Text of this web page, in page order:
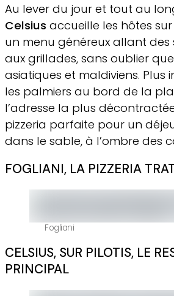
Au lever du jour et tout au
Celsius accueille les hôtes
un menu généreux allant
aux grillades, sans oublier
asiatiques et maldiviens. Plus
les palmiers au bord de la
l’adresse la plus
pizzeria parfaite pour un
dans le sable, à l’ombre des
FOGLIANI, LA PIZZERIA
Fogliani
CELSIUS, SUR PILOTIS, LE
PRINCIPAL